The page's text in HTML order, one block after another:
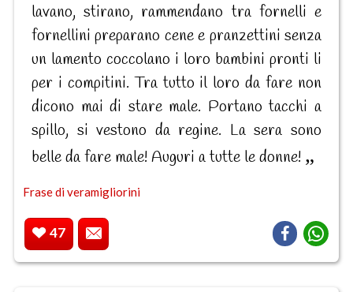
lavano, stirano, rammendano tra fornelli e
fornellini preparano cene e pranzettini senza
un lamento coccolano i loro bambini pronti li
per i compitini. Tra tutto il loro da fare non
dicono mai di stare male. Portano tacchi a
spillo, si vestono da regine. La sera sono
belle da fare male! Auguri a tutte le donne!
Frase di veramigliorini
47